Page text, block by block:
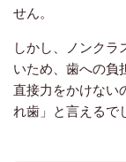
せん。
しかし、ノンクラ
いため、歯への負
直接力をかけない
れ歯」と言えるで